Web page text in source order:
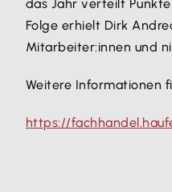
das Jahr verteilt
Folge erhielt Dirk
Mitarbeiter:innen und
Weitere Informationen
https://